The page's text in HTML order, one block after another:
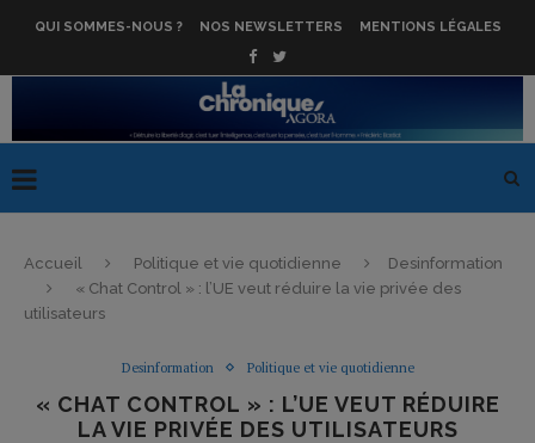
QUI SOMMES-NOUS ? NOS NEWSLETTERS MENTIONS LÉGALES
Accueil Politique et vie quotidienne
Desinformation
« Chat Control » : l’UE veut réduire la vie privée des
utilisateurs
Desinformation Politique et vie quotidienne
« CHAT CONTROL » : L’UE VEUT RÉDUIRE
LA VIE PRIVÉE DES UTILISATEURS